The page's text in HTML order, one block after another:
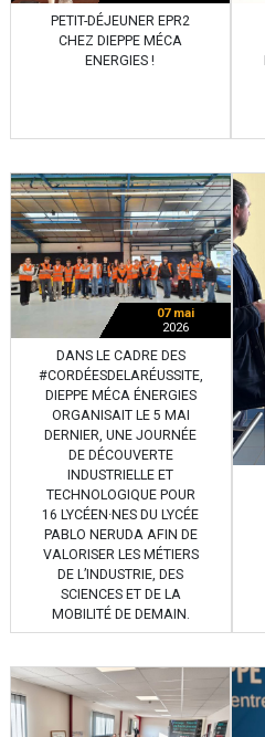
PETIT-DÉJEUNER EPR2
CHEZ DIEPPE MÉCA
ENERGIES !
07 mai
2026
DANS LE CADRE DES
#CORDÉESDELARÉUSSITE,
DIEPPE MÉCA ÉNERGIES
ORGANISAIT LE 5 MAI
DERNIER, UNE JOURNÉE
DE DÉCOUVERTE
INDUSTRIELLE ET
TECHNOLOGIQUE POUR
16 LYCÉEN·NES DU LYCÉE
PABLO NERUDA AFIN DE
VALORISER LES MÉTIERS
DE L’INDUSTRIE, DES
SCIENCES ET DE LA
MOBILITÉ DE DEMAIN.